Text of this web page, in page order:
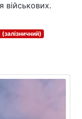
військових.